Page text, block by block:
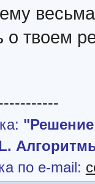
о твоем
по e-mail: